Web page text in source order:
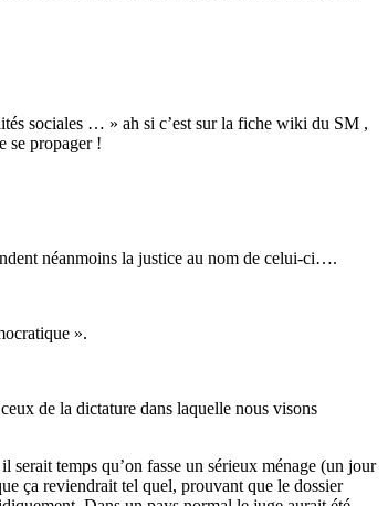
sociales … » ah si c’est sur la fiche wiki du SM ,
se propager !
néanmoins la justice au nom de celui-ci….
».
de la dictature dans laquelle nous visons
temps qu’on fasse un sérieux ménage (un jour
ça reviendrait tel quel, prouvant que le dossier